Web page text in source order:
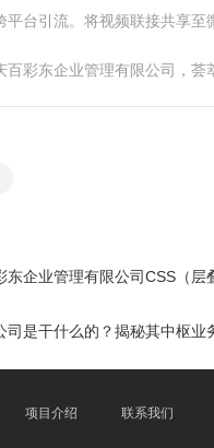
平台引流。将视频联接共享至
百彩东企业管理有限公司，荟
东企业管理有限公司CSS（
司是干什么的？揭秘其中枢业
项目介绍 联系我们